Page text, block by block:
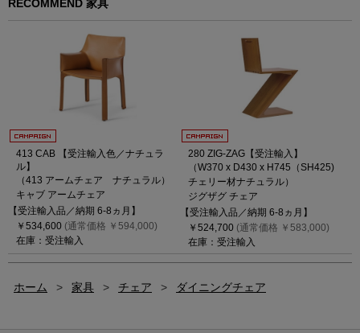
RECOMMEND 家具
413 CAB 【受注輸入色／ナチュラ
ル】
（413 アームチェア ナチュラル）
キャブ アームチェア
【受注輸入品／納期 6-8ヵ月】
￥534,600 (通常価格 ￥594,000)
在庫：受注輸入
280 ZIG-ZAG【受注輸入】
（W370 x D430 x H745（SH425)
チェリー材ナチュラル）
ジグザグ チェア
【受注輸入品／納期 6-8ヵ月】
￥524,700 (通常価格 ￥583,000)
在庫：受注輸入
ホーム > 家具 > チェア > ダイニングチェア